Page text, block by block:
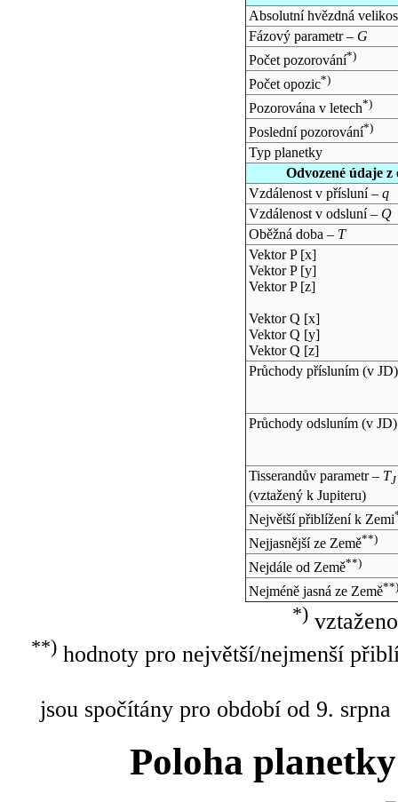
Absolutní hvězdná
Fázový parametr – G
Počet pozorování*)
Počet opozic*)
Pozorována v letech*)
Poslední pozorování*)
Typ planetky
Odvozené údaje
Vzdálenost v přísluní – q
Vzdálenost v odsluní – Q
Oběžná doba – T
Vektor P [x]
Vektor P [y]
Vektor P [z]
Vektor Q [x]
Vektor Q [y]
Vektor Q [z]
Průchody přísluním (v JD)
Průchody odsluním (v JD)
Tisserandův parametr – TJ
(vztažený k Jupiteru)
Největší přiblížení k Zemi
Nejjasnější ze Země**)
Nejdále od Země**)
Nejméně jasná ze Země**)
*)
**)hodnoty pro největší/nejmenší
jsou spočítány pro období od 9.
Poloha